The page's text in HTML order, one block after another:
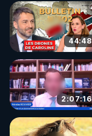
44:48
2:07:16